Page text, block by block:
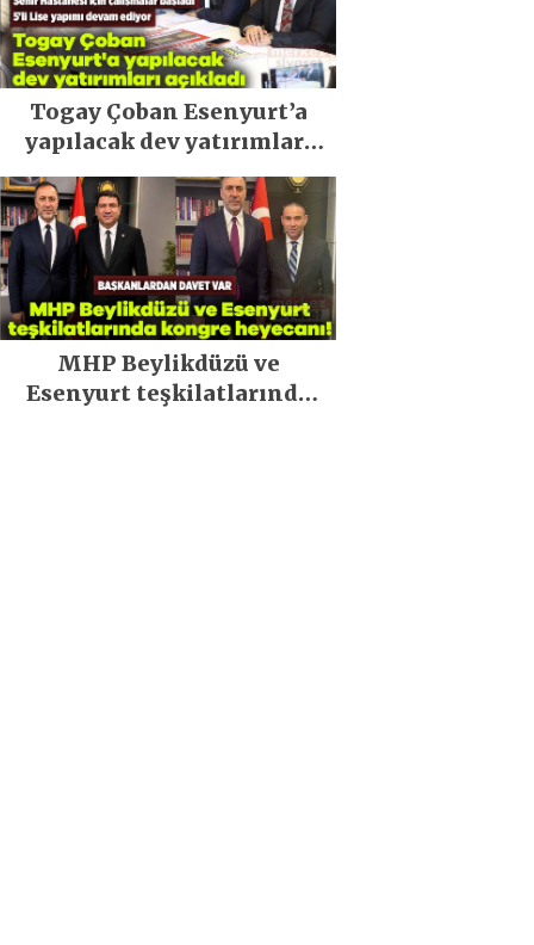
Togay Çoban Esenyurt’a
yapılacak dev yatırımları
açıkladı
MHP Beylikdüzü ve
Esenyurt teşkilatlarında